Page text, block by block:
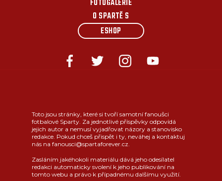
FOTOGALERIE
O SPARTĚ S
ESHOP
Toto jsou stránky, které si tvoří samotní fanoušci
fotbalové Sparty. Za jednotlivé příspěvky odpovídá
jejich autor a nemusí vyjadřovat názory a stanovisko
redakce. Pokud chceš přispět i ty, neváhej a kontaktuj
nás na fanousci@spartaforever.cz.
Zasláním jakéhokoli materiálu dává jeho odesílatel
redakci automaticky svolení k jeho publikování na
tomto webu a právo k případnému dalšímu využití.